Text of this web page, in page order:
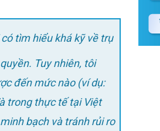
có tìm hiểu khá kỹ về trụ
Tuy nhiên, tôi
đến mức nào (ví dụ:
trong thực tế tại Việt
bạch và tránh rủi ro